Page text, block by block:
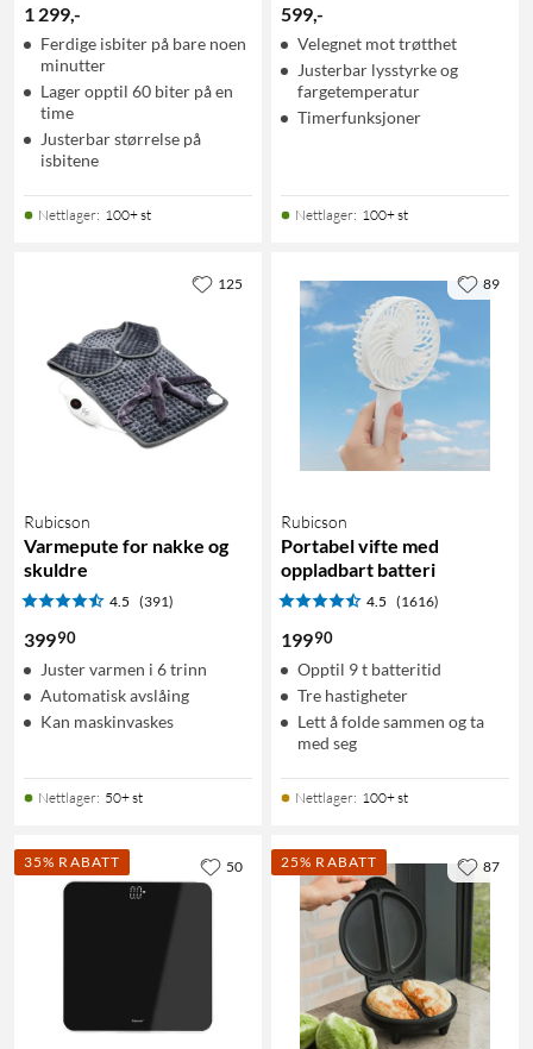
1 299,-
Ferdige isbiter på bare noen
minutter
Lager opptil 60 biter på en
time
Justerbar størrelse på
isbitene
Nettlager: 100+ st
599,-
Velegnet mot trøtthet
Justerbar lysstyrke og
fargetemperatur
Timerfunksjoner
Nettlager: 100+ st
Rubicson
Varmepute for nakke og
skuldre
4.5 (391)
39990
Juster varmen i 6 trinn
Automatisk avslåing
Kan maskinvaskes
Nettlager: 50+ st
125
Rubicson
Portabel vifte med
oppladbart batteri
4.5 (1616)
19990
Opptil 9 t batteritid
Tre hastigheter
Lett å folde sammen og ta
med seg
Nettlager: 100+ st
89
35% RABATT 50 25% RABATT 87